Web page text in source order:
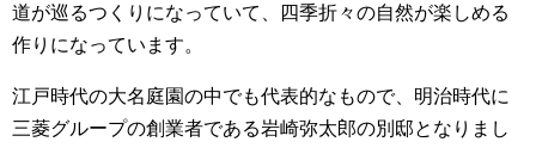
道が巡るつくりになっていて、四季折々の自然が楽しめる
作りになっています。
江戸時代の大名庭園の中でも代表的なもので、明治時代に
三菱グループの創業者である岩崎弥太郎の別邸となりまし